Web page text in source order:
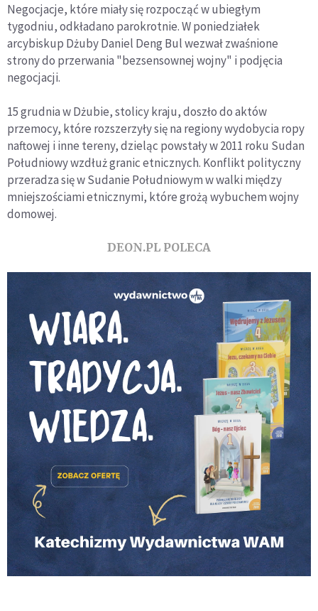
Negocjacje, które miały się rozpocząć w ubiegłym
tygodniu, odkładano parokrotnie. W poniedziałek
arcybiskup Dżuby Daniel Deng Bul wezwał zwaśnione
strony do przerwania "bezsensownej wojny" i podjęcia
negocjacji.
15 grudnia w Dżubie, stolicy kraju, doszło do aktów
przemocy, które rozszerzyły się na regiony wydobycia ropy
naftowej i inne tereny, dzieląc powstały w 2011 roku Sudan
Południowy wzdłuż granic etnicznych. Konflikt polityczny
przeradza się w Sudanie Południowym w walki między
mniejszościami etnicznymi, które grożą wybuchem wojny
domowej.
DEON.PL POLECA